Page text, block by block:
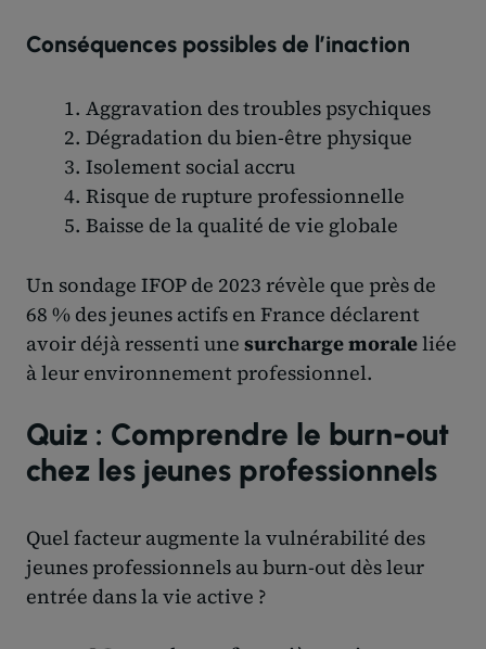
Conséquences possibles de l’inaction
Aggravation des troubles psychiques
Dégradation du bien-être physique
Isolement social accru
Risque de rupture professionnelle
Baisse de la qualité de vie globale
Un sondage IFOP de 2023 révèle que près de
68 % des jeunes actifs en France déclarent
avoir déjà ressenti une surcharge moraleliée
à leur environnement professionnel.
Quiz : Comprendre le burn-out
chez les jeunes professionnels
Quel facteur augmente la vulnérabilité des
jeunes professionnels au burn-out dès leur
entrée dans la vie active ?